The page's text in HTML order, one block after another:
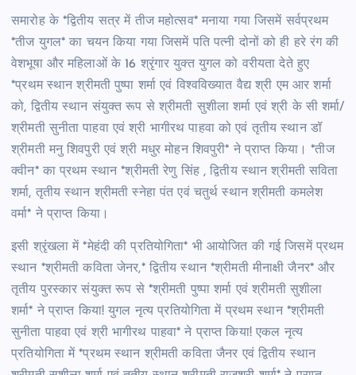
समारोह के *द्वितीय सत्र में तीज महोत्सव* मनाया गया जिसमें सर्वप्रथम
*तीज युगल* का चयन किया गया जिसमें पति पत्नी दोनों को ही हरे रंग की
वेशभूषा और महिलाओं के 16 श्रृंगार युक्त युगल को वरीयता देते हुए
*प्रथम स्थान श्रीमती पुष्पा शर्मा एवं विश्वविख्यात वैद्य श्री एम आर शर्मा
को, द्वितीय स्थान संयुक्त रूप से श्रीमती सुशीला शर्मा एवं श्री के सी शर्मा/
श्रीमती सुनीता पाहवा एवं श्री भागीरथ पाहवा को एवं तृतीय स्थान डॉ
श्रीमती मनु शिवपुरी एवं श्री मधुर मोहन शिवपुरी* ने प्राप्त किया। *तीज
क्वीन* का प्रथम स्थान *श्रीमती रेणु सिंह , द्वितीय स्थान श्रीमती सविता
शर्मा, तृतीय स्थान श्रीमती स्नेहा पंत एवं चतुर्थ स्थान श्रीमती कमलेश
वर्मा* ने प्राप्त किया।
इसी श्रृंखला में *मेहंदी की प्रतियोगिता* भी आयोजित की गई जिसमें प्रथम
स्थान *श्रीमती कविता जेनर,* द्वितीय स्थान *श्रीमती मीनाक्षी जैनर* और
तृतीय पुरस्कार संयुक्त रूप से *श्रीमती पुष्पा शर्मा एवं श्रीमती सुशीला
शर्मा* ने प्राप्त किया! युगल नृत्य प्रतियोगिता में प्रथम स्थान *श्रीमती
सुनीता पाहवा एवं श्री भागीरथ पाहवा* ने प्राप्त किया! एकल नृत्य
प्रतियोगिता में *प्रथम स्थान श्रीमती कविता जैनर एवं द्वितीय स्थान